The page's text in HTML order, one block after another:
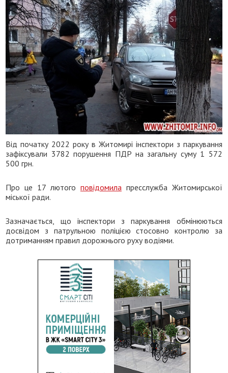
Від початку 2022 року в Житомирі інспектори з паркування
зафіксували 3782 порушення ПДР на загальну суму 1 572
500 грн.
Про це 17 лютого повідомила пресслужба Житомирської
міської ради.
Зазначається, що інспектори з паркування обмінюються
досвідом з патрульною поліцією стосовно контролю за
дотриманням правил дорожнього руху водіями.